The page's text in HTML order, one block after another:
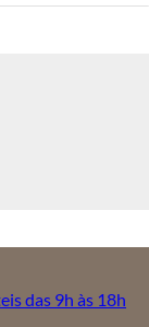
das 9h às 18h